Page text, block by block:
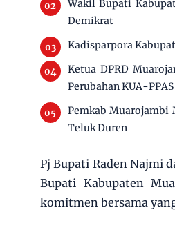
Wakil Bupati
Demikrat
Kadisparpora
Ketua DPRD
Perubahan KUA-
Pemkab Muarojambi
Teluk Duren
Pj Bupati Raden Najmi
Bupati Kabupaten
komitmen bersama